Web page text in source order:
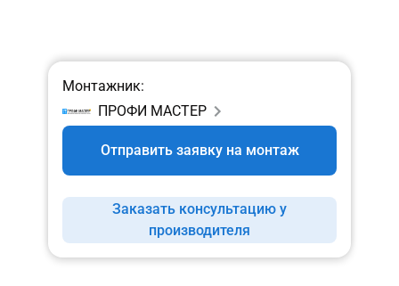
Монтажник:
ПРОФИ МАСТЕР
Отправить заявку на монтаж
Заказать консультацию у
производителя